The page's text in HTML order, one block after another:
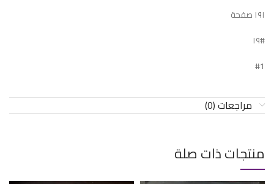
١٩١ صفحة
#١٩
#1
مراجعات (0)
منتجات ذات صلة